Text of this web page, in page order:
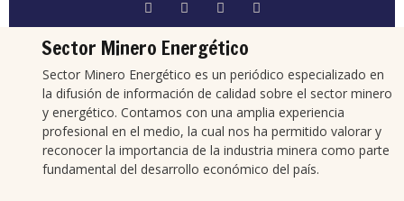
Sector Minero Energético
Sector Minero Energético es un periódico especializado en
la difusión de información de calidad sobre el sector minero
y energético. Contamos con una amplia experiencia
profesional en el medio, la cual nos ha permitido valorar y
reconocer la importancia de la industria minera como parte
fundamental del desarrollo económico del país.